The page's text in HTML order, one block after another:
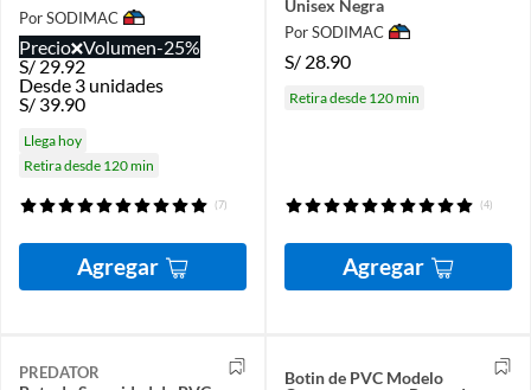
Por SODIMAC
Precio Volumen-25%
S/29.92
Desde 3 unidades
S/ 39.90
Llega hoy
Retira desde 120 min
(7)
Agregar
Unisex Negra
Por SODIMAC
S/ 28.90
Retira desde 120 min
(4)
Agregar
PREDATOR
Botin de PVC Modelo